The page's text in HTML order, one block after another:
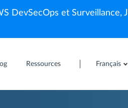
DevSecOps et Surveillance,
Ressources Français